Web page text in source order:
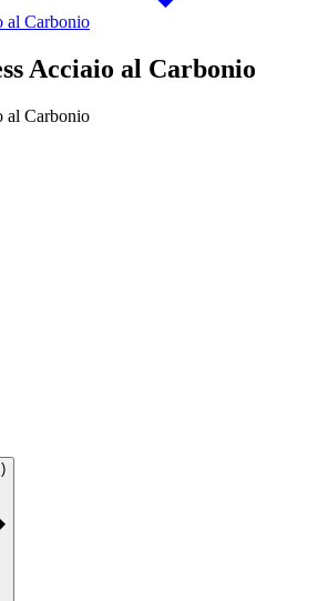
al Carbonio
Acciaio al Carbonio
al Carbonio